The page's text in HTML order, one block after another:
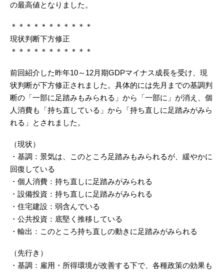
の最高値となりました。
＊＊＊＊＊＊＊＊＊＊＊
現状判断下方修正
＊＊＊＊＊＊＊＊＊＊＊
前回紹介した昨年10～12月期GDPマイナス成長を受け、現
状判断が下方修正されました。具体的には先月までの基調判
断の「一部に足踏みもみられる」から「一部に」が消え、個
人消費も「持ち直している」から「持ち直しに足踏みがみら
れる」とされました。
（現状）
・基調：景気は、このところ足踏みもみられるが、緩やかに
回復している
・個人消費：持ち直しに足踏みがみられる
・設備投資：持ち直しに足踏みがみられる
・住宅建設：弱含んでいる
・公共投資：底堅く推移している
・輸出：このところ持ち直しの動きに足踏みがみられる
（先行き）
・基調：雇用・所得環境が改善する下で、各種政策の効果も